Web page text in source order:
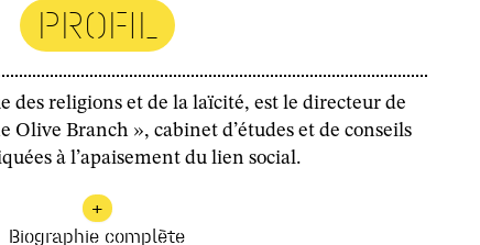
PROFIL
des religions et de la laïcité, est le directeur de
Olive Branch », cabinet d’études et de conseils
à l’apaisement du lien social.
+
Biographie complète